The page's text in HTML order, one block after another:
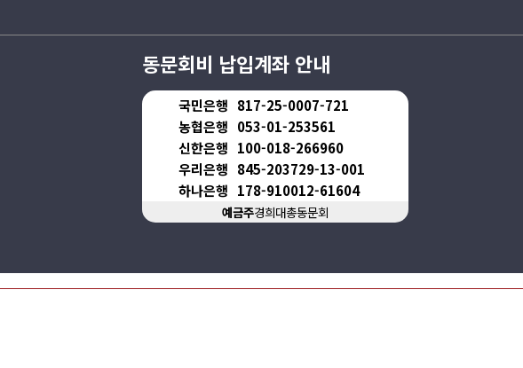
동문회비 납입계좌 안내
국민은행 817-25-0007-721
농협은행 053-01-253561
신한은행 100-018-266960
우리은행 845-203729-13-001
하나은행 178-910012-61604
예금주경희대총동문회